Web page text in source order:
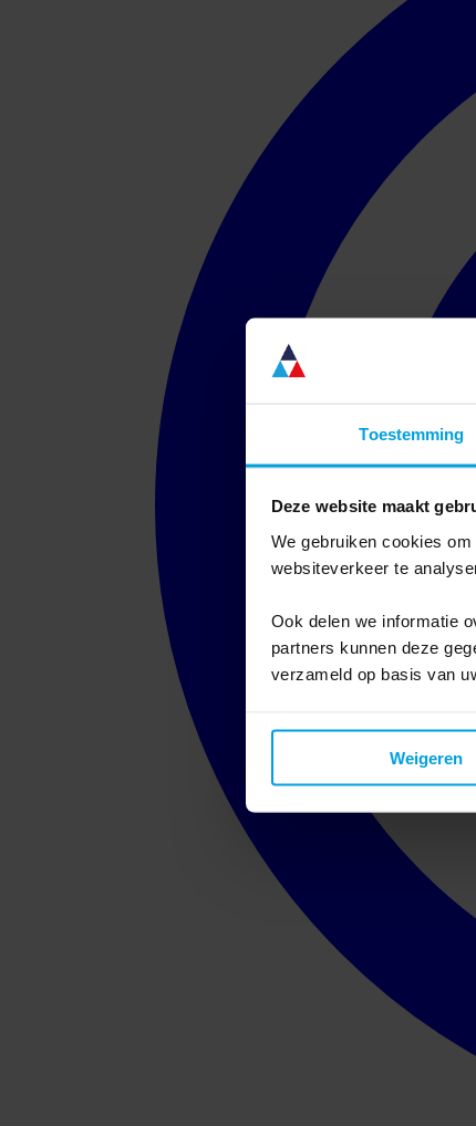
Toestemming
Deze website maakt
We gebruiken cookies
websiteverkeer te
Ook delen we informatie
partners kunnen deze
verzameld op basis van
Weigeren